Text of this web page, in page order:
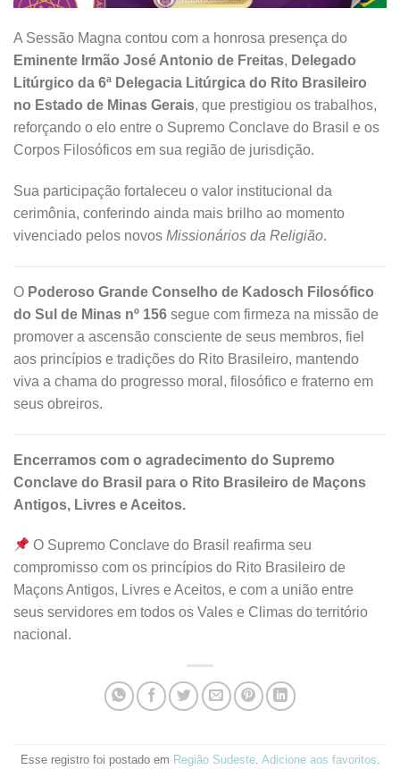
A Sessão Magna contou com a honrosa presença do
Eminente Irmão José Antonio de Freitas, Delegado
Litúrgico da 6ª Delegacia Litúrgica do Rito Brasileiro
no Estado de Minas Gerais, que prestigiou os trabalhos,
reforçando o elo entre o Supremo Conclave do Brasil e os
Corpos Filosóficos em sua região de jurisdição.
Sua participação fortaleceu o valor institucional da
cerimônia, conferindo ainda mais brilho ao momento
vivenciado pelos novos Missionários da Religião.
O Poderoso Grande Conselho de Kadosch Filosófico
do Sul de Minas nº 156 segue com firmeza na missão de
promover a ascensão consciente de seus membros, fiel
aos princípios e tradições do Rito Brasileiro, mantendo
viva a chama do progresso moral, filosófico e fraterno em
seus obreiros.
Encerramos com o agradecimento do Supremo
Conclave do Brasil para o Rito Brasileiro de Maçons
Antigos, Livres e Aceitos.
O Supremo Conclave do Brasil reafirma seu
compromisso com os princípios do Rito Brasileiro de
Maçons Antigos, Livres e Aceitos, e com a união entre
seus servidores em todos os Vales e Climas do território
nacional.
Esse registro foi postado em Região Sudeste. Adicione aos favoritos